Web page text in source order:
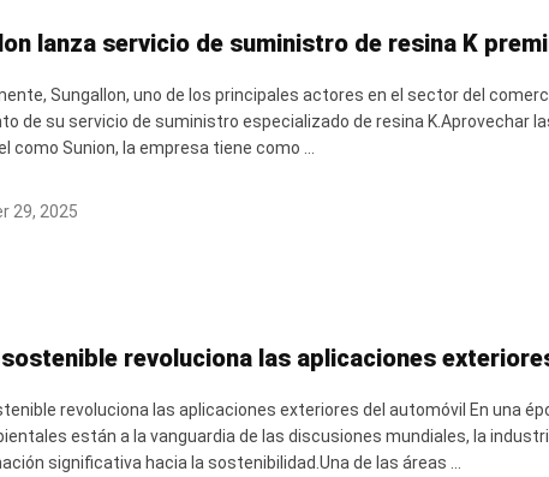
lanza servicio de suministro de resina K
Sungallon, uno de los principales actores en el sector del
de su servicio de suministro especializado de resina
como Sunion, la empresa tiene como ...
29, 2025
sostenible revoluciona las aplicaciones
revoluciona las aplicaciones exteriores del automóvil En una
están a la vanguardia de las discusiones mundiales, la
significativa hacia la sostenibilidad.Una de las áreas ...